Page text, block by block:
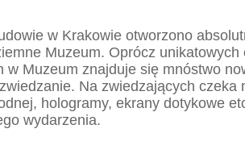
w Krakowie otworzono
Muzeum. Oprócz unikatowych
w Muzeum znajduje się mnóstwo
Na zwiedzających czeka
hologramy, ekrany dotykowe
wydarzenia.